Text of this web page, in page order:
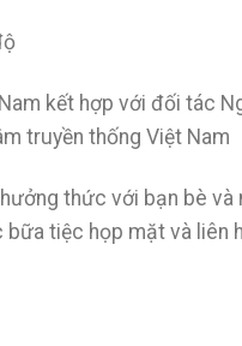
kết hợp với đối tác
truyền thống Việt Nam
thức với bạn bè và
bữa tiệc họp mặt và liên